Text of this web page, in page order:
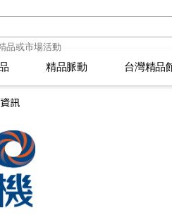
選拔須知 2026
精品脈動
臺灣活動
台灣精品
精品萬花筒
訊
選拔須知 2026
精品脈動
臺灣活動
台灣精品
精品萬花筒